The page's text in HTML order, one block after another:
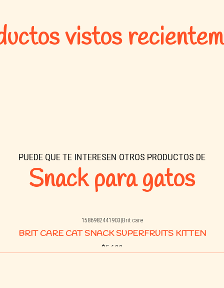
vistos
PUEDE QUE TE INTERESEN OTROS PRODUCTOS DE
Snack para gatos
1586982441903 Brit care
BRIT CARE CAT SNACK SUPERFRUITS KITTEN
$5.690